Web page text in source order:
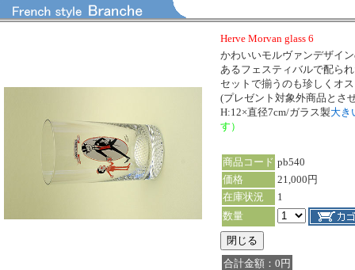
Herve Morvan glass 6
かわいいモルヴァンデザイ
あるフェスティバルで配ら
セットで揃うのも珍しくオ
(プレゼント対象外商品とさ
H:12×直径7cm/ガラス製大き
す）
商品コード pb540
価格
21,000円
在庫状況
1
数量
合計金額：0円